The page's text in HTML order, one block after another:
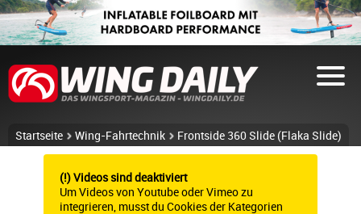
Startseite Wing-Fahrtechnik Frontside 360 Slide (Flaka Slide)
(!) Videos sind deaktiviert
Um Videos von Youtube oder Vimeo zu
integrieren, musst du Cookies der Kategorien